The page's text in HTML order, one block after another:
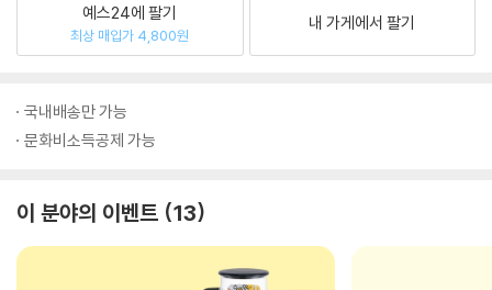
예스24에 팔기
최상 매입가 4,800원
내 가게에서 팔기
국내배송만 가능
문화비소득공제 가능
이 분야의 이벤트 13